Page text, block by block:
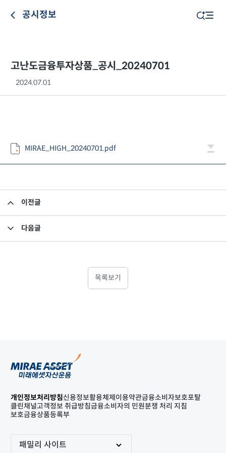
공시정보
고난도금융투자상품_공시_20240701
2024.07.01
MIRAE_HIGH_20240701.pdf
이전글
다음글
목록보기
개인정보처리방침신용정보활용체제 이용약관금융소비자보호포탈
클린채널고객정보 취급방침금융소비자의 민원분쟁 처리 지침
보호금융상품등록부
패밀리 사이트